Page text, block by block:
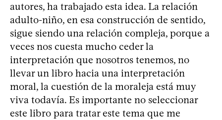
autores, ha trabajado esta idea. La relación
adulto-niño, en esa construcción de sentido,
sigue siendo una relación compleja, porque a
veces nos cuesta mucho ceder la
interpretación que nosotros tenemos, no
llevar un libro hacia una interpretación
moral, la cuestión de la moraleja está muy
viva todavía. Es importante no seleccionar
este libro para tratar este tema que me